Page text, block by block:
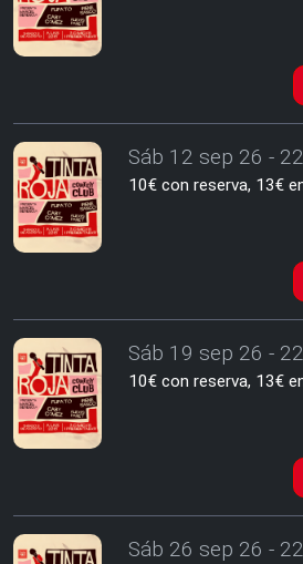
Sáb 12 sep 26 -
10€ con reserva, 13€
Sáb 19 sep 26 -
10€ con reserva, 13€
Sáb 26 sep 26 -